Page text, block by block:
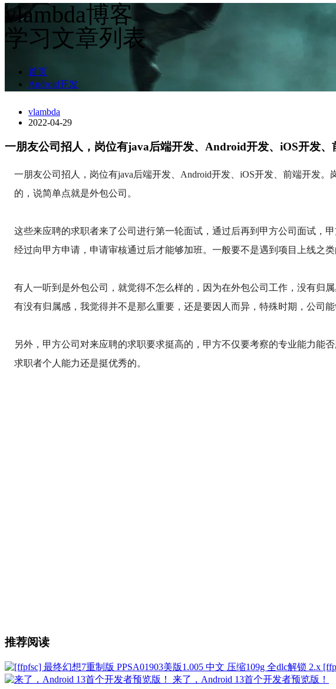
vlambda博客
学习文章列表
首页
Android开发
vlambda
2022-04-29
一朋友公司招人，岗位有java后端开发、Android开发、iOS开发、
一朋友公司招人，岗位有java后端开发、Android开发、iOS开发、前端开发
的，说简单点就是外包公司。
这些来应聘的求职者来了公司进行第一轮面试，通过后再到甲方公司面试，
经过向甲方申请，申请审核通过后才能够加班。一般要不是遇到项目上线之
有人一听到是外包公司，就觉得不怎么样的，因为在外包公司工作，没有归
有没有归属感，我觉得并不是那么重要，还是要因人而异，特殊时期，公司
另外，甲方公司对来应聘的求职要求挺高的，甲方不仅要考察的专业能力能
求职者个人能力还是挺优秀的。
推荐阅读
来了，Android 13首个开发者预览版！